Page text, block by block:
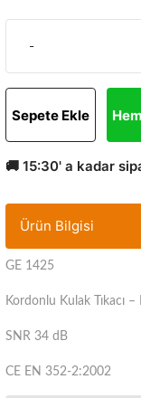
Sepete Ekle
🚚 15:30' a kadar
Ürün Bilgisi
GE 1425
Kordonlu Kulak Tıkacı
SNR 34 dB
CE EN 352-2:2002